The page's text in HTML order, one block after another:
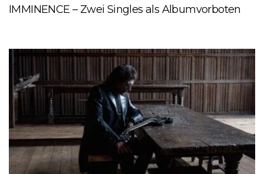
IMMINENCE – Zwei Singles als Albumvorboten